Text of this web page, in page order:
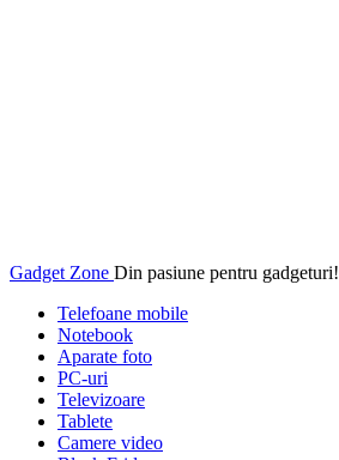
Gadget Zone Din pasiune pentru gadgeturi!
Telefoane mobile
Notebook
Aparate foto
PC-uri
Televizoare
Tablete
Camere video